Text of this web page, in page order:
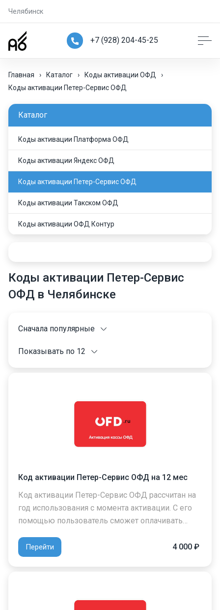
Челябинск
+7 (928) 204-45-25
Главная › Каталог › Коды активации ОФД
›
Коды активации Петер-Сервис ОФД
Каталог
Коды активации Платформа ОФД
Коды активации Яндекс ОФД
Коды активации Петер-Сервис ОФД
Коды активации Такском ОФД
Коды активации ОФД Контур
Коды активации Петер-Сервис
ОФД в Челябинске
Сначала популярные
Показывать по 12
Код активации Петер-Сервис ОФД на 12 мес
Код активации Петер-Сервис ОФД рассчитан на
год использования с момента активации. С его
помощью пользователь сможет оплачивать…
Перейти 4 000 ₽